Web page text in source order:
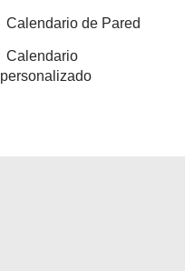
Calendario de Pared
Calendario
personalizado